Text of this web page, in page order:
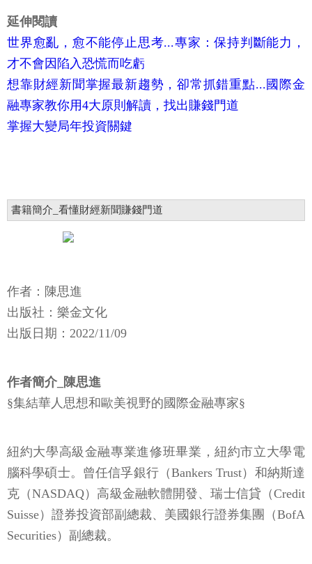
延伸閱讀
世界愈亂，愈不能停止思考...專家：保持判斷能力，
才不會因陷入恐慌而吃虧
想靠財經新聞掌握最新趨勢，卻常抓錯重點...國際金
融專家教你用4大原則解讀，找出賺錢門道
掌握大變局年投資關鍵
書籍簡介_看懂財經新聞賺錢門道
作者：陳思進
出版社：樂金文化
出版日期：2022/11/09
作者簡介_陳思進
§集結華人思想和歐美視野的國際金融專家§
紐約大學高級金融專業進修班畢業，紐約市立大學電
腦科學碩士。曾任信孚銀行（Bankers Trust）和納斯達
克（NASDAQ）高級金融軟體開發、瑞士信貸（Credit
Suisse）證券投資部副總裁、美國銀行證券集團（BofA
Securities）副總裁。